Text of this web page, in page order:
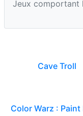
Jeux comportant
Cave Troll
Color Warz : Paint